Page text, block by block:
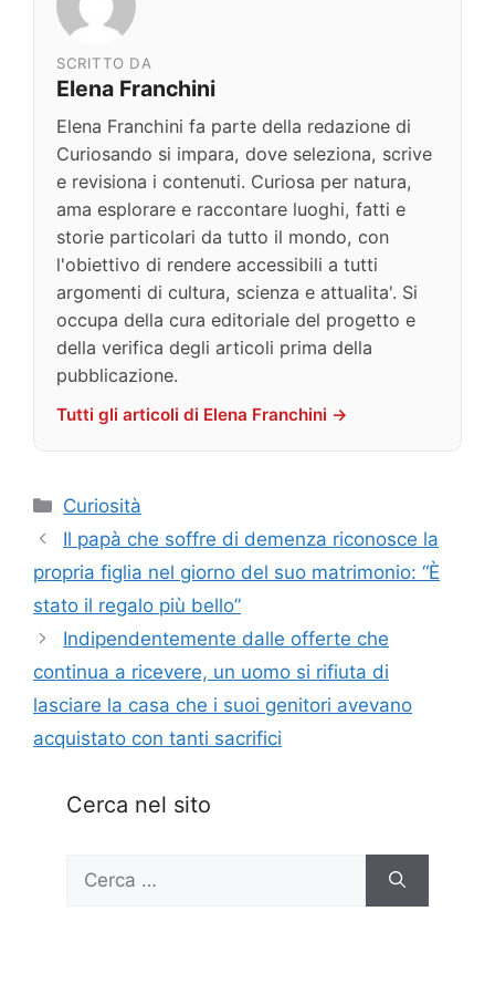
SCRITTO DA
Elena Franchini
Elena Franchini fa parte della redazione di
Curiosando si impara, dove seleziona, scrive
e revisiona i contenuti. Curiosa per natura,
ama esplorare e raccontare luoghi, fatti e
storie particolari da tutto il mondo, con
l'obiettivo di rendere accessibili a tutti
argomenti di cultura, scienza e attualita'. Si
occupa della cura editoriale del progetto e
della verifica degli articoli prima della
pubblicazione.
Tutti gli articoli di Elena Franchini →
Categorie
Curiosità
Il papà che soffre di demenza riconosce la
propria figlia nel giorno del suo matrimonio: “È
stato il regalo più bello”
Indipendentemente dalle offerte che
continua a ricevere, un uomo si rifiuta di
lasciare la casa che i suoi genitori avevano
acquistato con tanti sacrifici
Cerca nel sito
per: